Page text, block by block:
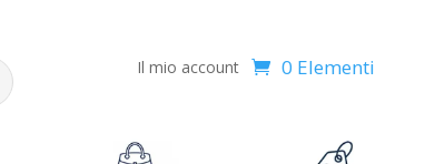
Il mio account 0 Elementi